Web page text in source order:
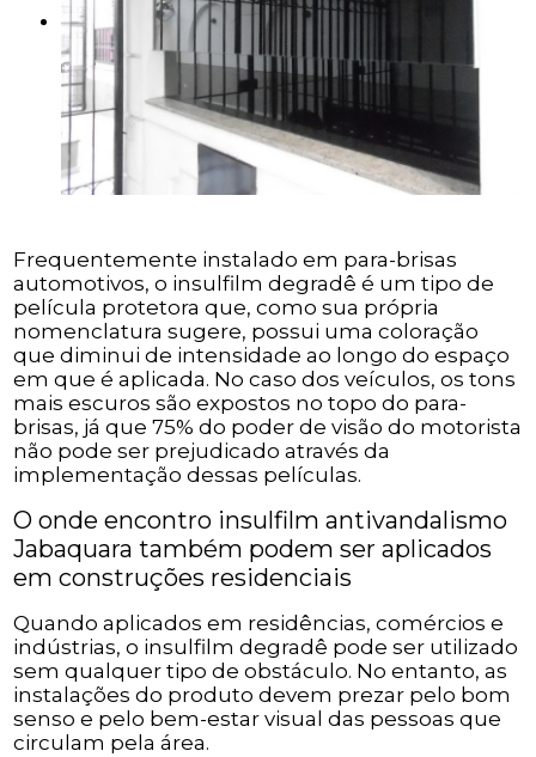
Frequentemente instalado em para-brisas
automotivos, o insulfilm degradê é um tipo de
película protetora que, como sua própria
nomenclatura sugere, possui uma coloração
que diminui de intensidade ao longo do espaço
em que é aplicada. No caso dos veículos, os tons
mais escuros são expostos no topo do para-
brisas, já que 75% do poder de visão do motorista
não pode ser prejudicado através da
implementação dessas películas.
O onde encontro insulfilm antivandalismo
Jabaquara também podem ser aplicados
em construções residenciais
Quando aplicados em residências, comércios e
indústrias, o insulfilm degradê pode ser utilizado
sem qualquer tipo de obstáculo. No entanto, as
instalações do produto devem prezar pelo bom
senso e pelo bem-estar visual das pessoas que
circulam pela área.